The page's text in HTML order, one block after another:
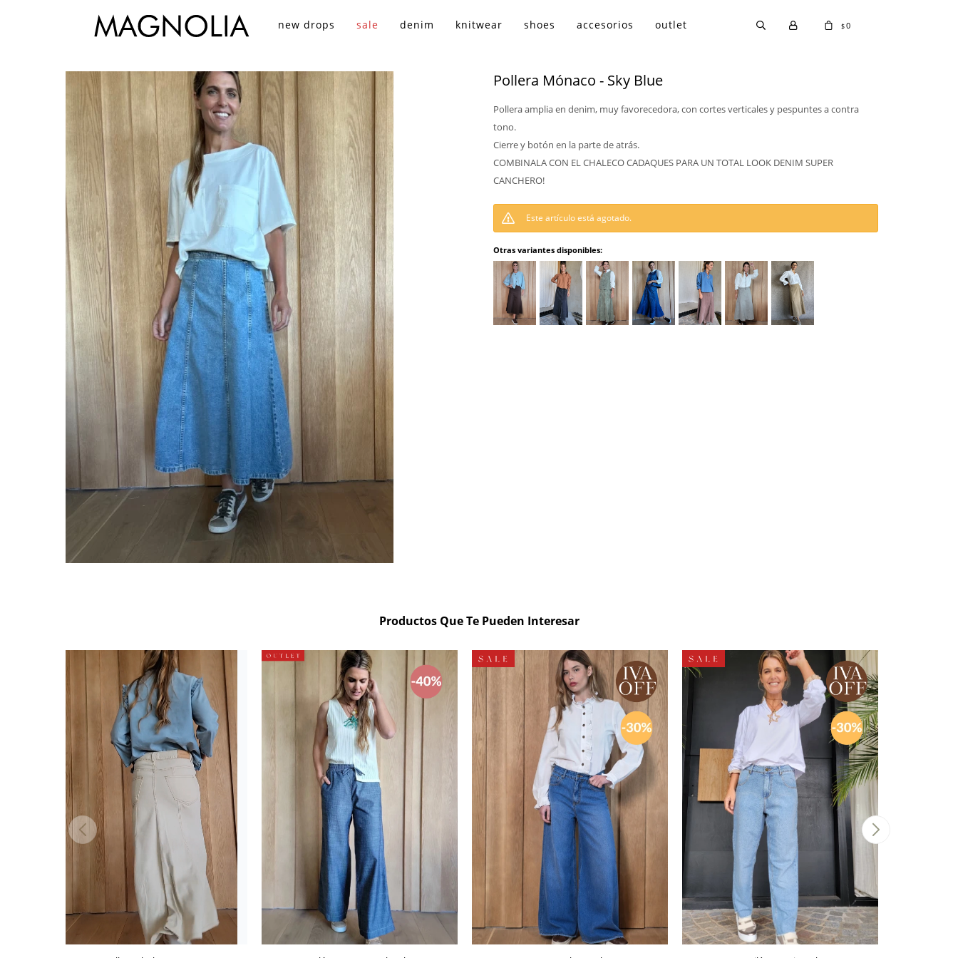
new drops sale denim knitwear shoes accesorios outlet $0
Pollera Mónaco - Sky Blue
Pollera amplia en denim, muy favorecedora, con cortes verticales y pespuntes a contra
tono.
Cierre y botón en la parte de atrás.
COMBINALA CON EL CHALECO CADAQUES PARA UN TOTAL LOOK DENIM SUPER
CANCHERO!
Este artículo está agotado.
Otras variantes disponibles:
Productos Que Te Pueden Interesar